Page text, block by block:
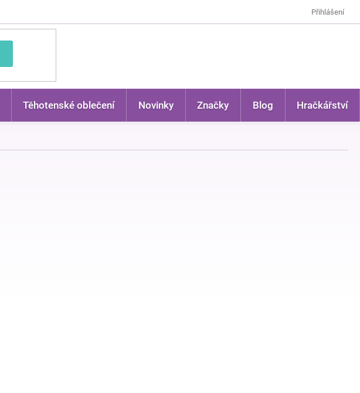
Přihlášení
Těhotenské oblečení Novinky Značky Blog Hračkářství